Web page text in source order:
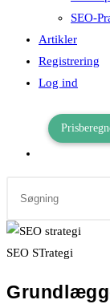
SEO-
Artikler
Registrering
Log ind
search
SEO STrategi